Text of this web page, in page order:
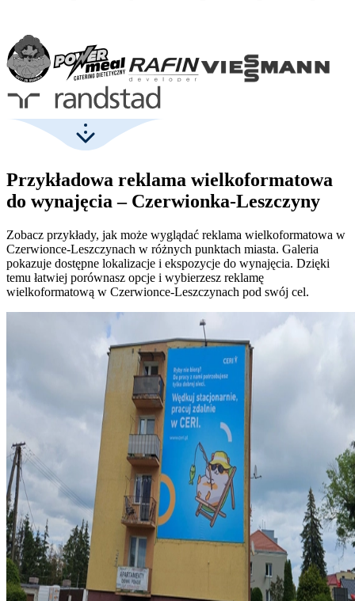
Przykładowa reklama wielkoformatowa
do wynajęcia – Czerwionka-Leszczyny
Zobacz przykłady, jak może wyglądać reklama wielkoformatowa w
Czerwionce-Leszczynach w różnych punktach miasta. Galeria
pokazuje dostępne lokalizacje i ekspozycje do wynajęcia. Dzięki
temu łatwiej porównasz opcje i wybierzesz reklamę
wielkoformatową w Czerwionce-Leszczynach pod swój cel.